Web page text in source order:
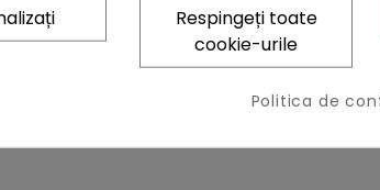
Respingeți toate
cookie-urile
Politica de